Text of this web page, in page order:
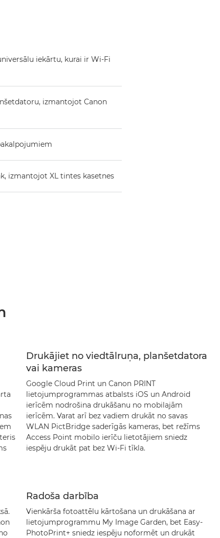
iekārtu, kurai ir Wi-Fi
izmantojot Canon
izmantojot XL tintes kasetnes
Drukājiet no viedtālruņa, planšetdatora
vai kameras
Google Cloud Print un Canon PRINT
lietojumprogrammas atbalsts iOS un Android
ierīcēm nodrošina drukāšanu no mobilajām
ierīcēm. Varat arī bez vadiem drukāt no savas
WLAN PictBridge saderīgās kameras, bet režīms
Access Point mobilo ierīču lietotājiem sniedz
iespēju drukāt pat bez Wi-Fi tīkla.
Radoša darbība
Vienkārša fotoattēlu kārtošana un drukāšana ar
lietojumprogrammu My Image Garden, bet Easy-
PhotoPrint+ sniedz iespēju noformēt un drukāt